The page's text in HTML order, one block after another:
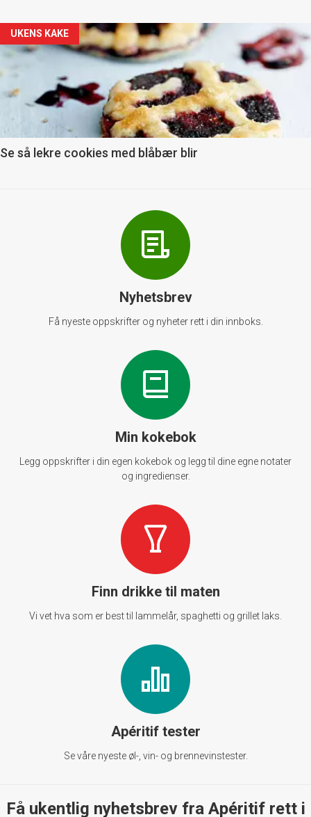
Forsiden
akkurat
nå
6
UKENS KAKE
Se så lekre cookies med blåbær blir
Nyhetsbrev
Få nyeste oppskrifter og nyheter rett i din innboks.
Min kokebok
Legg oppskrifter i din egen kokebok og legg til dine egne notater
og ingredienser.
Finn drikke til maten
Vi vet hva som er best til lammelår, spaghetti og grillet laks.
Apéritif tester
Se våre nyeste øl-, vin- og brennevinstester.
Få ukentlig nyhetsbrev fra Apéritif rett i